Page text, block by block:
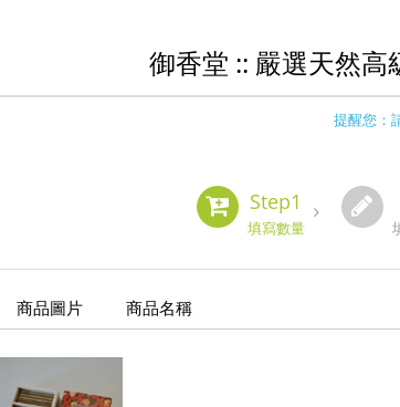
御香堂 :: 嚴選天然
提醒您：
Step1
填寫數量
商品圖片 商品名稱